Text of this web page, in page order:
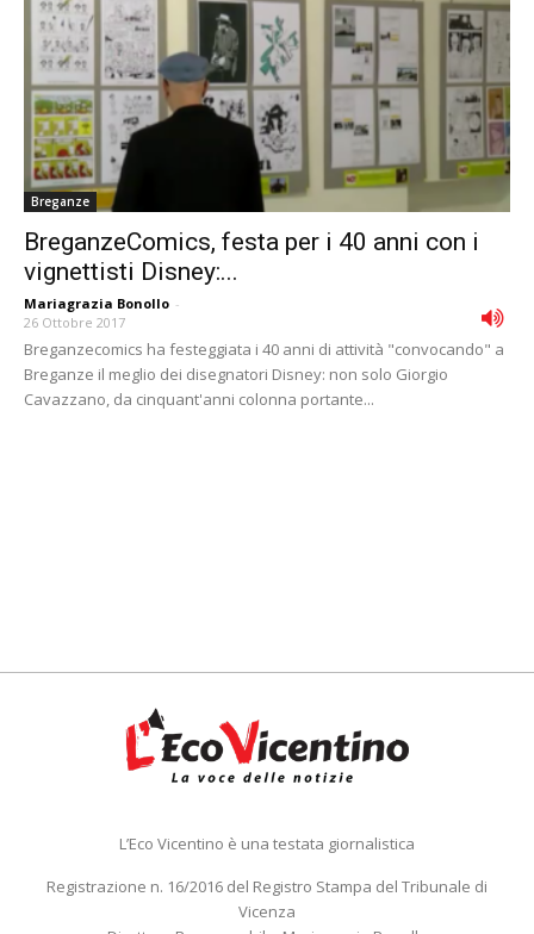
Breganze
BreganzeComics, festa per i 40 anni con i
vignettisti Disney:...
Mariagrazia Bonollo -
26 Ottobre 2017
Breganzecomics ha festeggiata i 40 anni di attività "convocando" a
Breganze il meglio dei disegnatori Disney: non solo Giorgio
Cavazzano, da cinquant'anni colonna portante...
L’Eco Vicentino è una testata giornalistica
Registrazione n. 16/2016 del Registro Stampa del Tribunale di
Vicenza